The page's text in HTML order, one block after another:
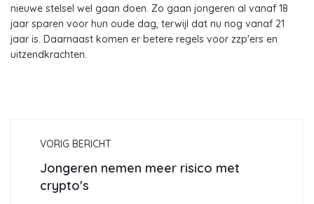
nieuwe stelsel wel gaan doen. Zo gaan jongeren al vanaf 18
jaar sparen voor hun oude dag, terwijl dat nu nog vanaf 21
jaar is. Daarnaast komen er betere regels voor zzp'ers en
uitzendkrachten.
VORIG BERICHT
Jongeren nemen meer risico met
crypto's